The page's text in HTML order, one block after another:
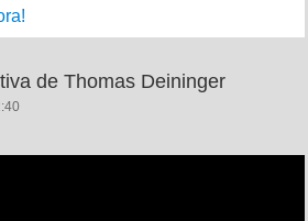
de Thomas Deininger